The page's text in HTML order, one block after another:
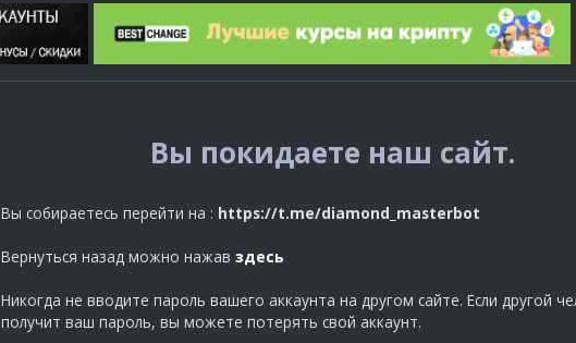
Вы покидаете наш сайт.
Вы собираетесь перейти на : https://t.me/diamond_masterbot
Вернуться назад можно нажав здесь
Никогда не вводите пароль вашего аккаунта на другом сайте. Если другой
получит ваш пароль, вы можете потерять свой аккаунт.